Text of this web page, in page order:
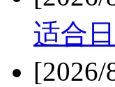
适合
[2026/